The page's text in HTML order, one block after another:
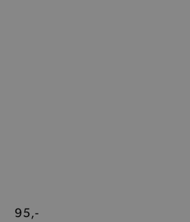
95,-